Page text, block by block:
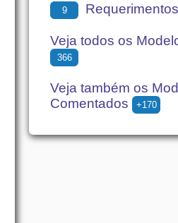
9 Requerimentos
Veja todos os
366
Veja também os
Comentados
+170